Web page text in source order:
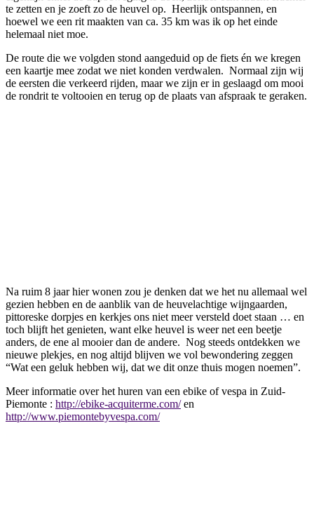
te zetten en je zoeft zo de heuvel op. Heerlijk ontspannen, en
hoewel we een rit maakten van ca. 35 km was ik op het einde
helemaal niet moe.
De route die we volgden stond aangeduid op de fiets én we kregen
een kaartje mee zodat we niet konden verdwalen. Normaal zijn wij
de eersten die verkeerd rijden, maar we zijn er in geslaagd om mooi
de rondrit te voltooien en terug op de plaats van afspraak te geraken.
Na ruim 8 jaar hier wonen zou je denken dat we het nu allemaal wel
gezien hebben en de aanblik van de heuvelachtige wijngaarden,
pittoreske dorpjes en kerkjes ons niet meer versteld doet staan … en
toch blijft het genieten, want elke heuvel is weer net een beetje
anders, de ene al mooier dan de andere. Nog steeds ontdekken we
nieuwe plekjes, en nog altijd blijven we vol bewondering zeggen
“Wat een geluk hebben wij, dat we dit onze thuis mogen noemen”.
Meer informatie over het huren van een ebike of vespa in Zuid-
Piemonte : http://ebike-acquiterme.com/en
http://www.piemontebyvespa.com/